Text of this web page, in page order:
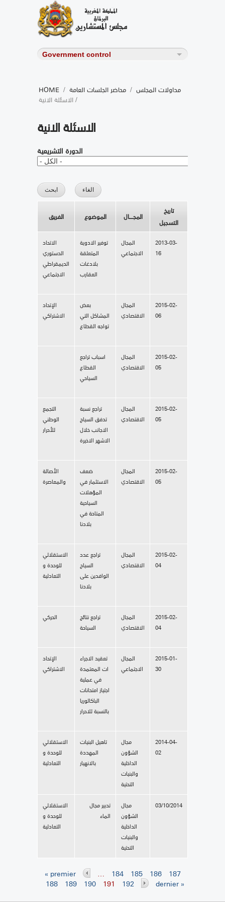
HOME / مداولات المجلس / محاضر الجلسات العامة
/ الاسئلة الانية
الاسئلة الانية
الدورة التشريعية
الفريق الموضوع المجــــال
تاريخ
التسجيل
الاتحاد
الدستوري
الديمقراطي
الاجتماعي
توفير الادوية
المتعلقة
بلادغات
العقارب
المجال
الاجتماعي
2013-03-
16
الإتحاد
الاشتراكي
بعض
المشاكل التي
تواجه القطاع
المجال
الاقتصادي
2015-02-
06
اسباب تراجع
القطاع
السياحي
المجال
الاقتصادي
2015-02-
05
التجمع
الوطني
للأحرار
تراجع نسبة
تدفق السياح
الاجانب خلال
الاشهر الاخيرة
المجال
الاقتصادي
2015-02-
05
الأصالة
والمعاصرة
ضعف
الاستثمار في
المؤهلات
السياحية
المتاحة في
بلادنا
المجال
الاقتصادي
2015-02-
05
الاستقلالي
للوحدة و
التعادلية
تراجع عدد
السياح
الوافدين على
بلادنا
المجال
الاقتصادي
2015-02-
04
الحركي
تراجع نتائج
السياحة
المجال
الاقتصادي
2015-02-
04
الإتحاد
الاشتراكي
تعقيد الاجراء
ات المعتمدة
في عملية
اجتياز امتحانات
الباكالوريا
بالنسبة للاحرار
المجال
الاجتماعي
2015-01-
30
الاستقلالي
للوحدة و
التعادلية
تاهيل البنيات
المهددة
بالانهيار
مجال
الشؤون
الداخلية
والبنيات
التحتية
2014-04-
02
الاستقلالي
للوحدة و
التعادلية
تدبير مجال
الماء
مجال
الشؤون
الداخلية
والبنيات
التحتية
03/10/2014
Pages
« premier … 184 185 186 187
188 189 190 191 192 dernier »